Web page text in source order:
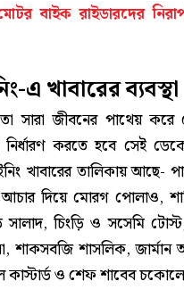
বাইক রাইডারদের
এ খাবারের ব্যবস্থা
সারা জীবনের পাথেয়
করতে হবে সেই
খাবারের তালিকায় আছে-
দিয়ে মোরগ পোলাও,
সালাদ, চিংড়ি ও সসেমি
শাকসবজি শাসলিক, জার্মান
ও শেফ শাবেব